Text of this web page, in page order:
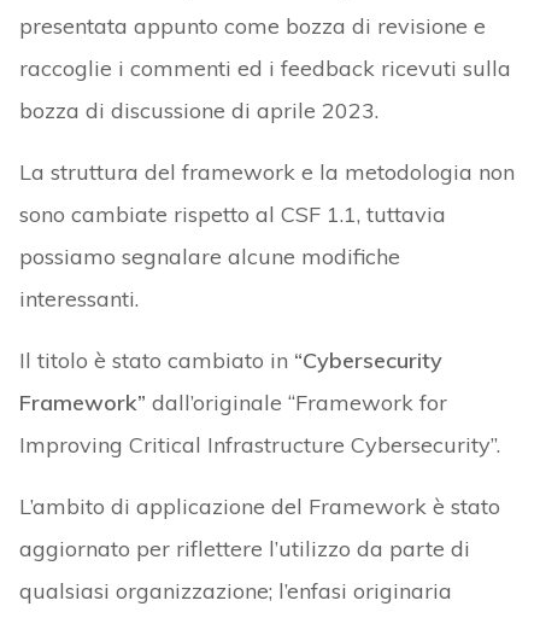
presentata appunto come bozza di revisione e
raccoglie i commenti ed i feedback ricevuti sulla
bozza di discussione di aprile 2023.
La struttura del framework e la metodologia non
sono cambiate rispetto al CSF 1.1, tuttavia
possiamo segnalare alcune modifiche
interessanti.
Il titolo è stato cambiato in “Cybersecurity
Framework” dall’originale “Framework for
Improving Critical Infrastructure Cybersecurity”.
L’ambito di applicazione del Framework è stato
aggiornato per riflettere l’utilizzo da parte di
qualsiasi organizzazione; l’enfasi originaria